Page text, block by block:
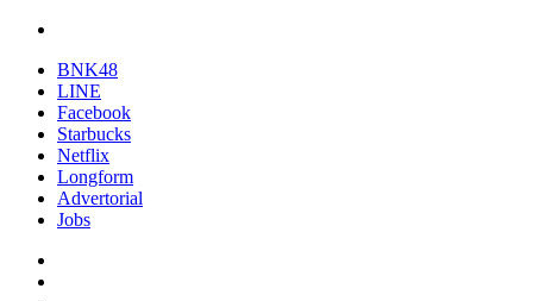
BNK48
LINE
Facebook
Starbucks
Netflix
Longform
Advertorial
Jobs